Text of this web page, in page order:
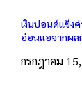
เงินปอนด์แข็ง
อ่อนแอจากผล
กรกฎาคม